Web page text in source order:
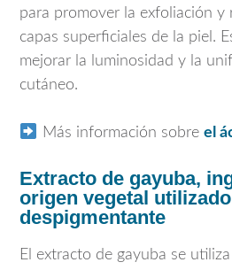
para promover la exfoliación y
capas superficiales de la piel.
mejorar la luminosidad y la
cutáneo.
Más información sobre el
Extracto de gayuba,
origen vegetal
despigmentante
El extracto de gayuba se